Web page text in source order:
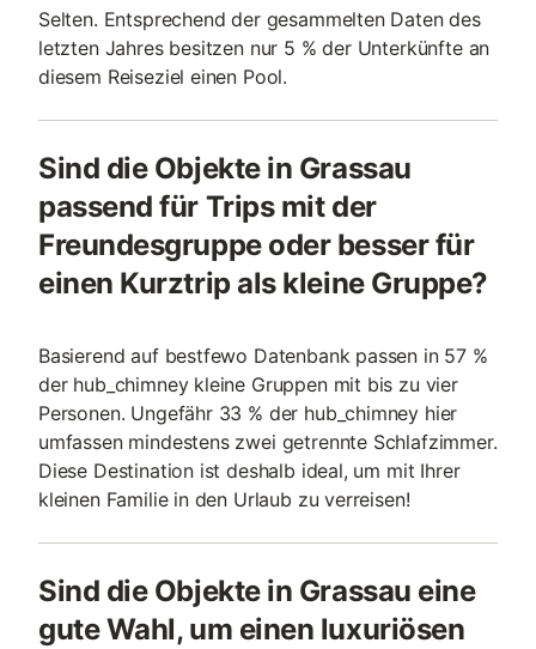
Selten. Entsprechend der gesammelten Daten des
letzten Jahres besitzen nur 5 % der Unterkünfte an
diesem Reiseziel einen Pool.
Sind die Objekte in Grassau
passend für Trips mit der
Freundesgruppe oder besser für
einen Kurztrip als kleine Gruppe?
Basierend auf bestfewo Datenbank passen in 57 %
der hub_chimney kleine Gruppen mit bis zu vier
Personen. Ungefähr 33 % der hub_chimney hier
umfassen mindestens zwei getrennte Schlafzimmer.
Diese Destination ist deshalb ideal, um mit Ihrer
kleinen Familie in den Urlaub zu verreisen!
Sind die Objekte in Grassau eine
gute Wahl, um einen luxuriösen